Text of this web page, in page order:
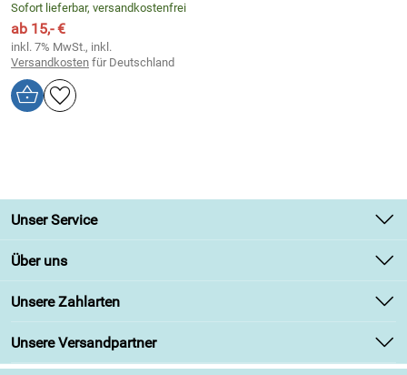
Sofort lieferbar, versandkostenfrei
ab 15,- €
inkl. 7% MwSt., inkl.
Versandkosten für Deutschland
Unser Service
Kontakt
Retourenabwicklung
Lieferbedingungen
Über uns
Unsere Bestseller
Angebote
Unsere Zahlarten
Unsere Versandpartner